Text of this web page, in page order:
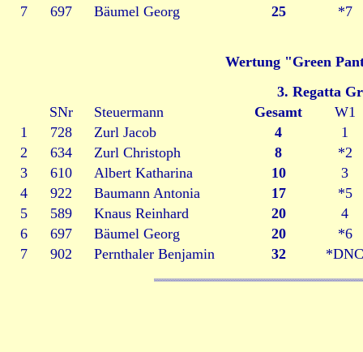
7
697 Bäumel Georg 25 *7
Wertung "Green
3. Regatta
SNr
Steuermann Gesamt
W1
1
728 Zurl Jacob 4
1
2
634 Zurl Christoph 8
*2
3
610 Albert Katharina 10
3
4
922 Baumann Antonia 17
*5
5
589 Knaus Reinhard 20
4
6
697 Bäumel Georg 20
*6
7
902 Pernthaler Benjamin 32 *DNC